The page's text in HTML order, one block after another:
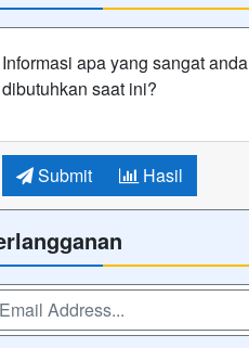
Informasi apa yang sangat anda
dibutuhkan saat ini?
Submit Hasil